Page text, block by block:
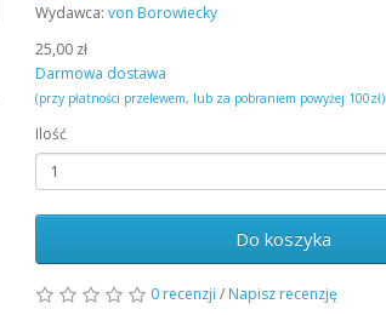
Wydawca:von Borowiecky
25,00 zł
Darmowa dostawa
(przy płatności przelewem, lub za pobraniem powyżej 100zł)
Ilość
Do koszyka
0 recenzji / Napisz recenzję